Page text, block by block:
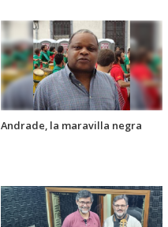
Andrade, la maravilla negra